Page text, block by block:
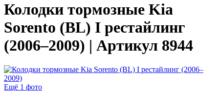
Колодки тормозные Kia
Sorento (BL) I рестайлинг
(2006–2009) | Артикул 8944
Ещё 1 фото